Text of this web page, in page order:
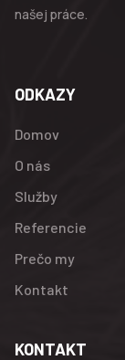
našej práce.
ODKAZY
Domov
O nás
Služby
Referencie
Prečo my
Kontakt
KONTAKT